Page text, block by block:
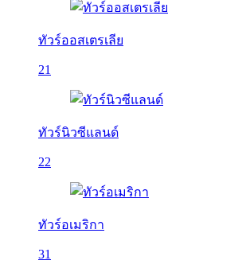
ทัวร์ออสเตรเลีย
21
ทัวร์นิวซีแลนด์
22
ทัวร์อเมริกา
31